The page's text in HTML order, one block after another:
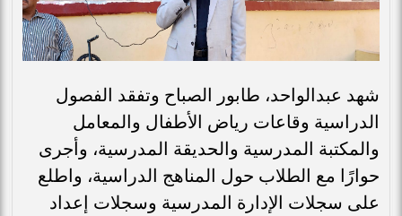
شهد عبدالواحد، طابور الصباح وتفقد الفصول
الدراسية وقاعات رياض الأطفال والمعامل
والمكتبة المدرسية والحديقة المدرسية، وأجرى
حوارًا مع الطلاب حول المناهج الدراسية، واطلع
على سجلات الإدارة المدرسية وسجلات إعداد